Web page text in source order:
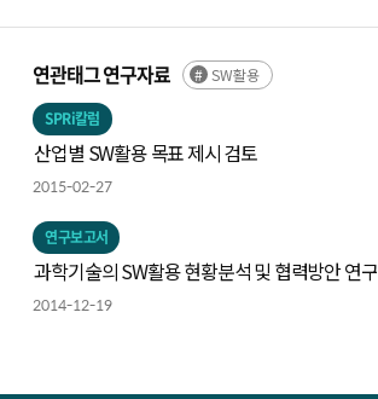
연관태그 연구자료 SW활용
SPRi칼럼
산업별 SW활용 목표 제시 검토
2015-02-27
연구보고서
과학기술의 SW활용 현황분석 및 협력방안 연구
2014-12-19